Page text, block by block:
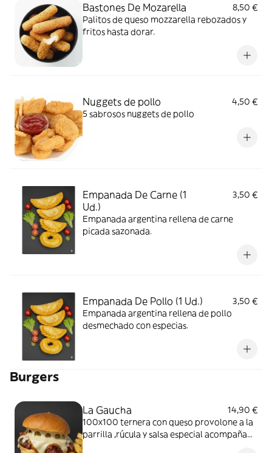
Bastones De Mozarella
8,50 €
Palitos de queso mozzarella rebozados y
fritos hasta dorar.
Nuggets de pollo
4,50 €
5 sabrosos nuggets de pollo
Empanada De Carne (1
Ud.)
3,50 €
Empanada argentina rellena de carne
picada sazonada.
Empanada De Pollo (1 Ud.)
3,50 €
Empanada argentina rellena de pollo
desmechado con especias.
Burgers
La Gaucha
14,90 €
100x100 ternera con queso provolone a la
parrilla ,rúcula y salsa especial acompañada